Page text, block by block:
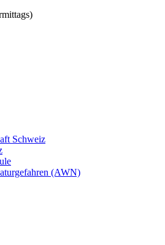
Schweiz
(AWN)